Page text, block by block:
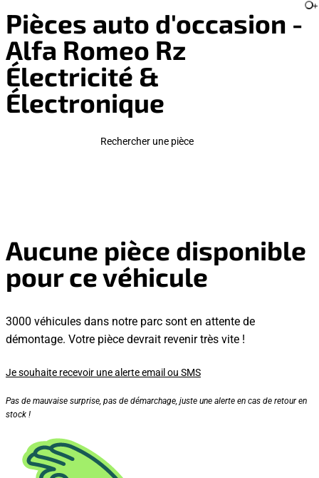
Pièces auto d'occasion -
Alfa Romeo Rz
Électricité &
Électronique
+
Rechercher une pièce
Aucune pièce disponible
pour ce véhicule
3000 véhicules dans notre parc sont en attente de
démontage. Votre pièce devrait revenir très vite !
Je souhaite recevoir une alerte email ou SMS
Pas de mauvaise surprise, pas de démarchage, juste une alerte en cas de retour en
stock !